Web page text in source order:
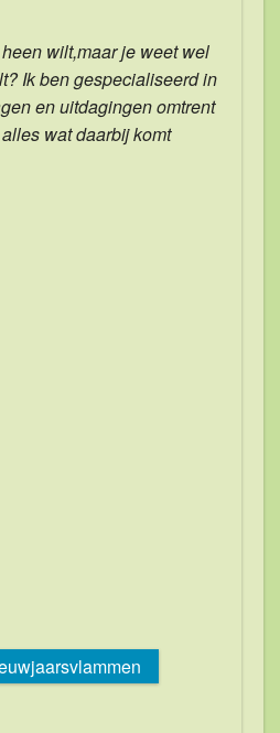
wilt,maar je weet wel
Ik ben gespecialiseerd in
en uitdagingen omtrent
wat daarbij komt